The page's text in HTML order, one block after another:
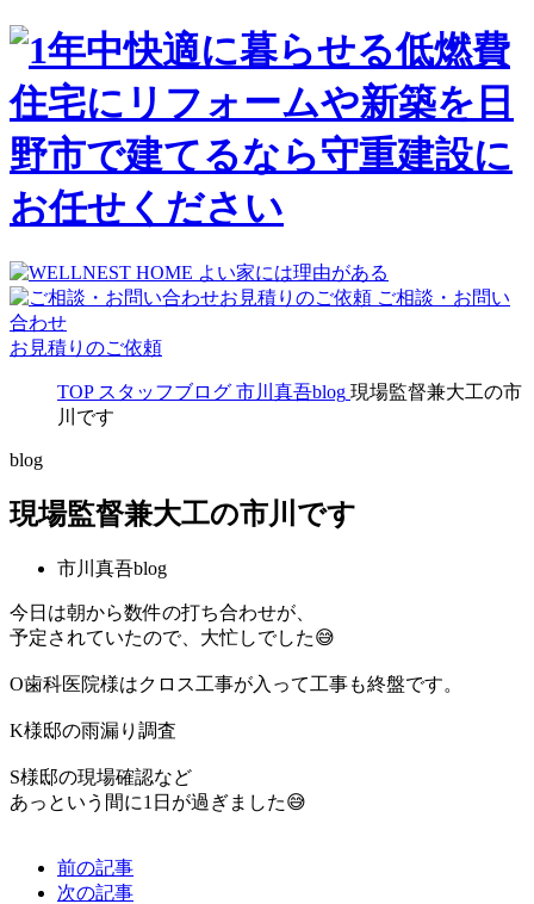
ご相談・お問い
合わせ
お見積りのご依頼
TOP スタッフブログ 市川真吾blog 現場監督兼大工の市
川です
blog
現場監督兼大工の市川です
市川真吾blog
今日は朝から数件の打ち合わせが、
予定されていたので、大忙しでした😅
O歯科医院様はクロス工事が入って工事も終盤です。
K様邸の雨漏り調査
S様邸の現場確認など
あっという間に1日が過ぎました😅
前の記事
次の記事